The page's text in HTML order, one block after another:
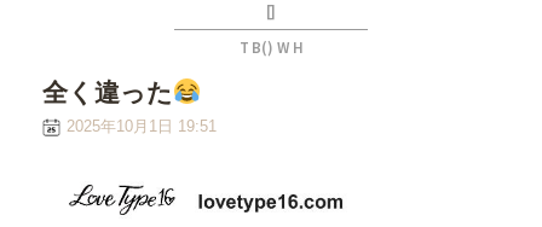
[]
T B() W H
全く違った
2025年10月1日 19:51